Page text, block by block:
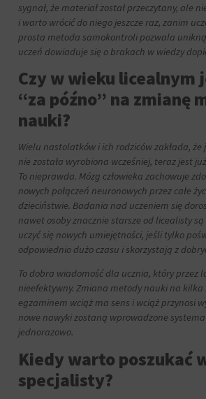
sygnał, że materiał został przeczytany, ale
i warto wrócić do niego jeszcze raz, zanim
prosta metoda samokontroli pozwala
uczeń dowiaduje się o brakach w wiedzy
Czy w wieku licealnym
“za późno” na zmianę
nauki?
Wielu nastolatków i ich rodziców zakłada,
nie została wyrobiona wcześniej, teraz jest
To nieprawda. Mózg człowieka zachowuje
nowych połączeń neuronowych przez całe
dzieciństwie. Badania nad uczeniem się
nawet osoby znacznie starsze od licealisty
uczyć się nowych umiejętności, jeśli tylko
odpowiednio dużo czasu i skorzystają z
To dobra wiadomość dla ucznia, który przez
nieefektywny. Zmiana metody nauki na kilka
egzaminem wciąż ma sens i wciąż przynosi
nowe nawyki zostaną wprowadzone
jednorazowo.
Kiedy warto poszukać
specjalisty?